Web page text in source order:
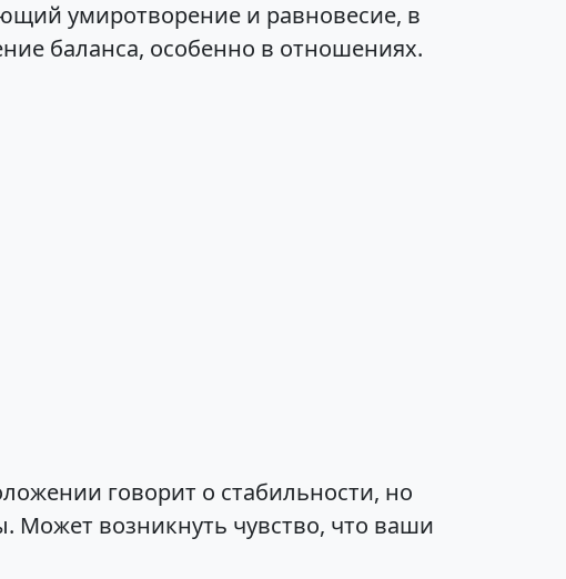
умиротворение и равновесие, в
баланса, особенно в отношениях.
говорит о стабильности, но
Может возникнуть чувство, что ваши